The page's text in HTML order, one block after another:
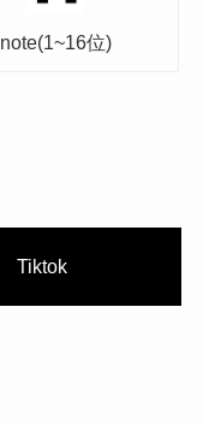
note(1~16位)
Tiktok